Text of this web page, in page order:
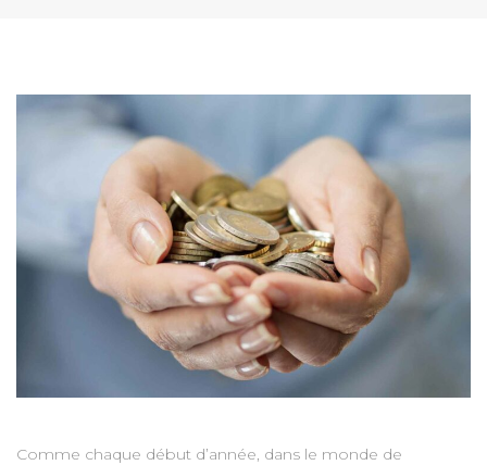
Comme chaque début d’année, dans le monde de